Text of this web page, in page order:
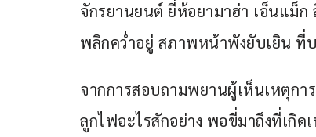
จักรยานยนต์ ยี่ห้อยามาฮ่า เอ็นแม็
พลิกควํ่าอยู่ สภาพหน้าพังยับเยิน ที่บ
จากการสอบถามพยานผู้เห็นเหตุก
ลูกไฟอะไรสักอย่าง พอขี่มาถึงที่เกิ